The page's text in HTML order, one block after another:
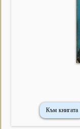
Към книгата